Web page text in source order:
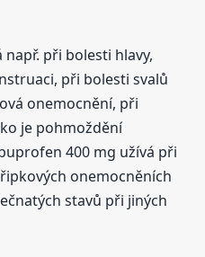
při bolesti hlavy,
při bolesti svalů
onemocnění, při
je pohmoždění
400 mg užívá při
onemocněních
stavů při jiných